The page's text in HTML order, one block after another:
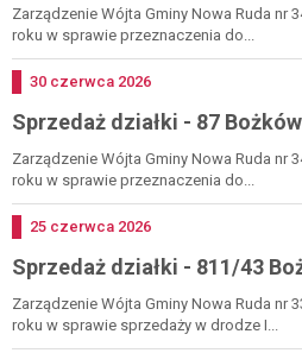
działki
-
ludwikowice
-
Zarządzenie Wójta Gminy Nowa Ruda nr
roku w sprawie przeznaczenia do...
Dodano
30 czerwca 2026
Sprzedaż działki - 87
Zarządzenie Wójta Gminy Nowa Ruda nr
roku w sprawie przeznaczenia do...
Dodano
25 czerwca 2026
Sprzedaż działki - 811/43
Zarządzenie Wójta Gminy Nowa Ruda nr
roku w sprawie sprzedaży w drodze I...